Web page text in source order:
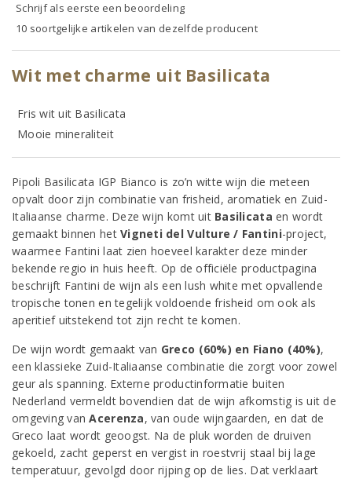
Schrijf als eerste een beoordeling
10 soortgelijke artikelen van dezelfde producent
Wit met charme uit Basilicata
Fris wit uit Basilicata
Mooie mineraliteit
Pipoli Basilicata IGP Bianco is zo’n witte wijn die meteen
opvalt door zijn combinatie van frisheid, aromatiek en Zuid-
Italiaanse charme. Deze wijn komt uit Basilicata en wordt
gemaakt binnen hetVigneti del Vulture / Fantini-project,
waarmee Fantini laat zien hoeveel karakter deze minder
bekende regio in huis heeft. Op de officiële productpagina
beschrijft Fantini de wijn als een lush white met opvallende
tropische tonen en tegelijk voldoende frisheid om ook als
aperitief uitstekend tot zijn recht te komen.
De wijn wordt gemaakt van Greco (60%) en Fiano (40%),
een klassieke Zuid-Italiaanse combinatie die zorgt voor zowel
geur als spanning. Externe productinformatie buiten
Nederland vermeldt bovendien dat de wijn afkomstig is uit de
omgeving vanAcerenza, van oude wijngaarden, en dat de
Greco laat wordt geoogst. Na de pluk worden de druiven
gekoeld, zacht geperst en vergist in roestvrij staal bij lage
temperatuur, gevolgd door rijping op de lies. Dat verklaart